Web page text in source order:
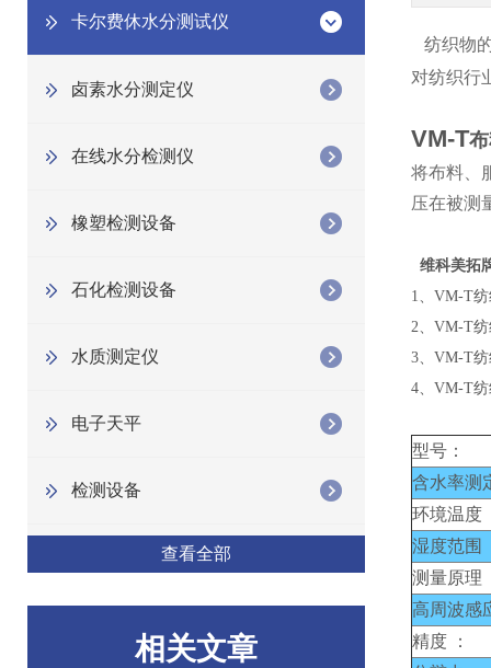
卡尔费休水分测试仪
卤素水分测定仪
在线水分检测仪
橡塑检测设备
石化检测设备
水质测定仪
电子天平
检测设备
查看全部
相关文章
纺织物
对纺织行
VM-T
将布料、
压在被测
维科美拓
1、VM-T
2、VM-T
3、VM-T
4、VM-T
型号：
含水率测
环境温度
湿度范围
测量原理
高周波感
精度 ：